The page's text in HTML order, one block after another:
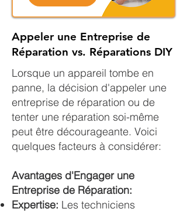
Appeler une Entreprise de
Réparation vs. Réparations DIY
Lorsque un appareil tombe en
panne, la décision d'appeler une
entreprise de réparation ou de
tenter une réparation soi-même
peut être décourageante. Voici
quelques facteurs à considérer:
Avantages d'Engager une
Entreprise de Réparation:
Expertise: Les techniciens